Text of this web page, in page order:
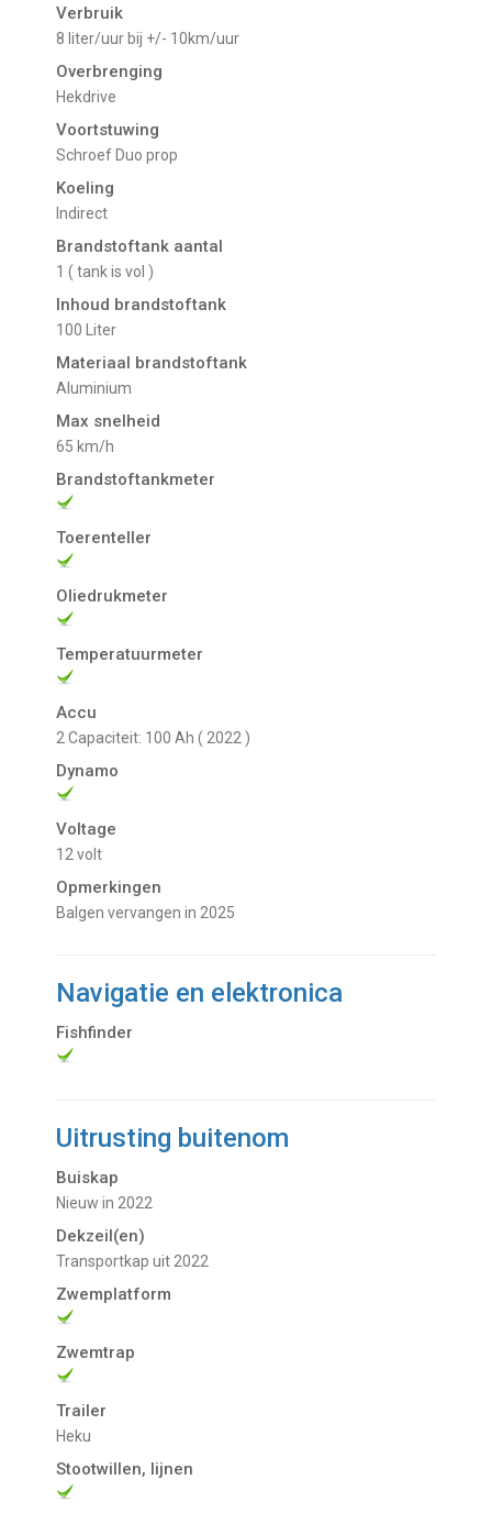
Verbruik
8 liter/uur bij +/- 10km/uur
Overbrenging
Hekdrive
Voortstuwing
schroef Duo prop
Koeling
indirect
Brandstoftank aantal
1 ( tank is vol )
Inhoud brandstoftank
100 Liter
Materiaal brandstoftank
Aluminium
Max snelheid
65 km/h
Brandstoftankmeter
Toerenteller
Oliedrukmeter
Temperatuurmeter
Accu
2 Capaciteit: 100 Ah ( 2022 )
Dynamo
Voltage
12 volt
Opmerkingen
Balgen vervangen in 2025
Navigatie en elektronica
Fishfinder
Uitrusting buitenom
Buiskap
nieuw in 2022
Dekzeil(en)
transportkap uit 2022
Zwemplatform
Zwemtrap
Trailer
Heku
Stootwillen, lijnen